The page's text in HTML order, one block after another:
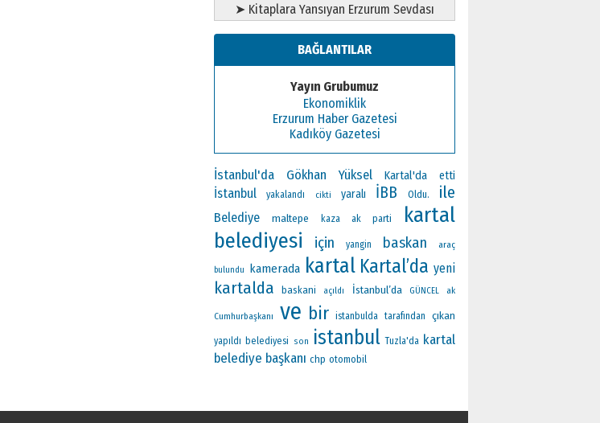
➤ Kitaplara Yansıyan Erzurum Sevdası
BAĞLANTILAR
Yayın Grubumuz
Ekonomiklik
Erzurum Haber Gazetesi
Kadıköy Gazetesi
İstanbul'da Gökhan Yüksel Kartal'da etti
İstanbul yakalandı cikti yaralı İBB Oldu. ile
Belediye maltepe kaza ak parti
kartal
belediyesi
için yangin baskan araç
bulundu kamerada kartal Kartal’da yeni
kartalda baskani açıldı İstanbul’da GÜNCEL ak
Cumhurbaşkanı ve bir istanbulda tarafından çıkan
yapıldı belediyesi son istanbul Tuzla'da kartal
belediye başkanı chp otomobil